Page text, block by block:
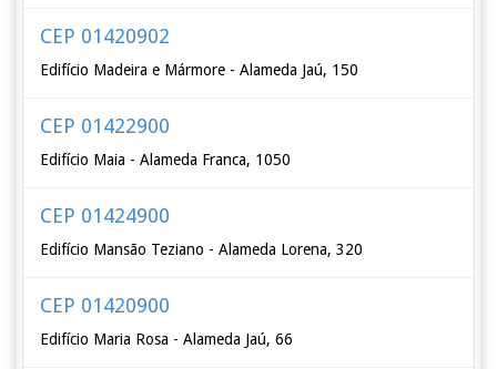
CEP 01420902
Edifício Madeira e Mármore - Alameda Jaú, 150
CEP 01422900
Edifício Maia - Alameda Franca, 1050
CEP 01424900
Edifício Mansão Teziano - Alameda Lorena, 320
CEP 01420900
Edifício Maria Rosa - Alameda Jaú, 66